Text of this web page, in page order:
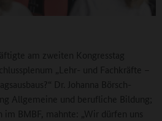
am zweiten Kongresstag
„Lehr- und Fachkräfte –
Dr. Johanna Börsch-
Allgemeine und berufliche Bildung;
im BMBF, mahnte: „Wir dürfen uns